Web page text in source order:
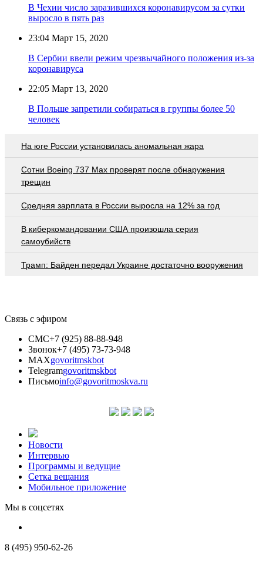
В Чехии число заразившихся коронавирусом за сутки
выросло в пять раз
23:04 Март 15, 2020
В Сербии ввели режим чрезвычайного положения из-за
коронавируса
22:05 Март 13, 2020
В Польше запретили собираться в группы более 50
человек
На юге России установилась аномальная жара
Сотни Boeing 737 Max проверят после обнаружения
трещин
Средняя зарплата в России выросла на 12% за год
В киберкомандовании США произошла серия
самоубийств
Трамп: Байден передал Украине достаточно вооружения
Связь с эфиром
СМС+7 (925) 88-88-948
Звонок+7 (495) 73-73-948
MAXgovoritmskbot
Telegramgovoritmskbot
Письмоinfo@govoritmoskva.ru
Новости
Интервью
Программы и ведущие
Сетка вещания
Мобильное приложение
Мы в соцсетях
8 (495) 950-62-26